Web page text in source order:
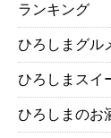
ランキング
ひろしまグル
ひろしまスイ
ひろしまのお